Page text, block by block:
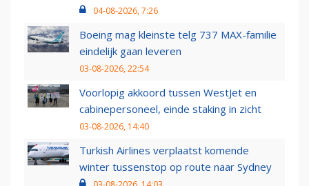
04-08-2026, 7:26
Boeing mag kleinste telg 737 MAX-familie
eindelijk gaan leveren
03-08-2026, 22:54
Voorlopig akkoord tussen WestJet en
cabinepersoneel, einde staking in zicht
03-08-2026, 14:40
Turkish Airlines verplaatst komende
winter tussenstop op route naar Sydney